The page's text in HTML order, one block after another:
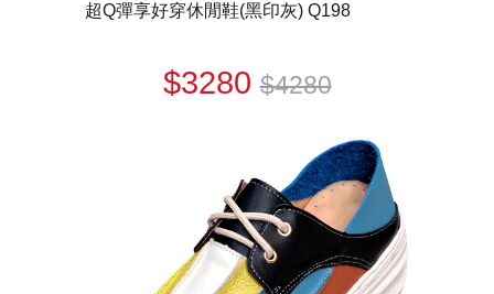
超Q彈享好穿休閒鞋(黑印灰) Q198
$3280$4280